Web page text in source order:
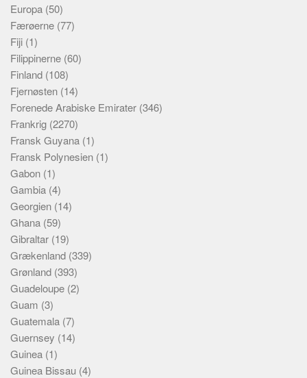
Europa (50)
Færøerne (77)
Fiji (1)
Filippinerne (60)
Finland (108)
Fjernøsten (14)
Forenede Arabiske Emirater (346)
Frankrig (2270)
Fransk Guyana (1)
Fransk Polynesien (1)
Gabon (1)
Gambia (4)
Georgien (14)
Ghana (59)
Gibraltar (19)
Grækenland (339)
Grønland (393)
Guadeloupe (2)
Guam (3)
Guatemala (7)
Guernsey (14)
Guinea (1)
Guinea Bissau (4)